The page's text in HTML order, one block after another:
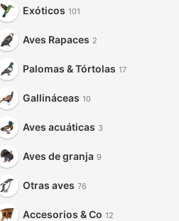
Exóticos 101
Aves Rapaces 2
Palomas & Tórtolas 17
Gallináceas 10
Aves acuáticas 3
Aves de granja 9
Otras aves 76
Accesorios & Co 12